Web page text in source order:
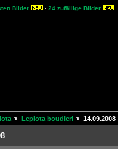
Bilder - 24 zufällige Bilder
Lepiota boudieri 14.09.2008